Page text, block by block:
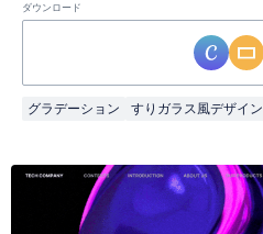
ダウンロード
グラデーション すりガラス風デザイン